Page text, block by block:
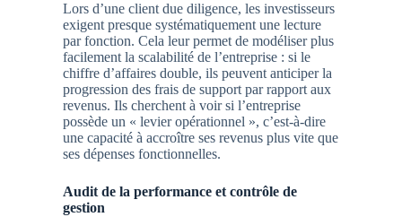
Lors d’une client due diligence, les investisseurs
exigent presque systématiquement une lecture
par fonction. Cela leur permet de modéliser plus
facilement la scalabilité de l’entreprise : si le
chiffre d’affaires double, ils peuvent anticiper la
progression des frais de support par rapport aux
revenus. Ils cherchent à voir si l’entreprise
possède un « levier opérationnel », c’est-à-dire
une capacité à accroître ses revenus plus vite que
ses dépenses fonctionnelles.
Audit de la performance et contrôle de
gestion